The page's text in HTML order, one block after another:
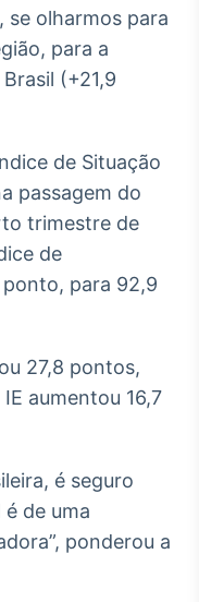
e
de
e
e
telas
se olharmos para
para a
(+21,9
de Situação
passagem do
trimestre de
de
para 92,9
27,8 pontos,
aumentou 16,7
é seguro
de uma
ponderou a